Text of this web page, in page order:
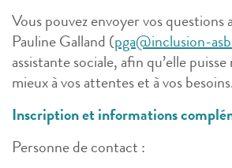
Vous pouvez envoyer vos questions
Pauline Galland (pga@inclusion-
assistante sociale, afin qu’elle
mieux à vos attentes et à vos
Inscription et informations
Personne de contact :